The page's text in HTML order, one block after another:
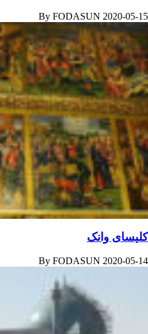
By FODASUN 2020-05-15
کلیسای وانک
By FODASUN 2020-05-14